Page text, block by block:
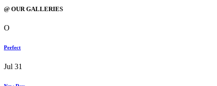
@ OUR GALLERIES
O
Perfect
Jul 31